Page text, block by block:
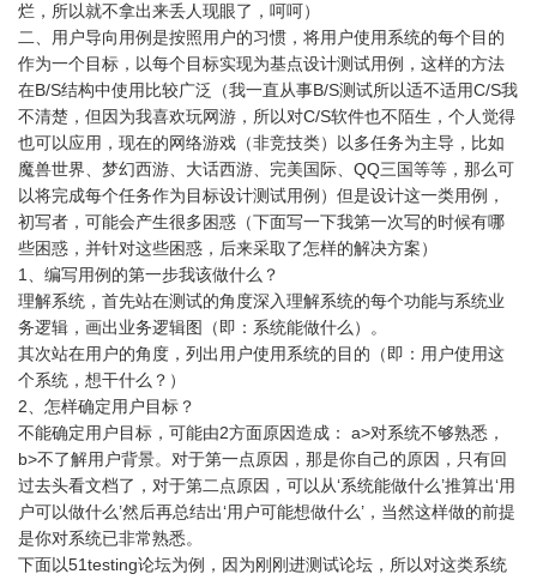
烂，所以就不拿出来丢人现眼了，呵呵）
二、用户导向用例是按照用户的习惯，将用户使用系统的每个目的
作为一个目标，以每个目标实现为基点设计测试用例，这样的方法
在B/S结构中使用比较广泛（我一直从事B/S测试所以适不适用C/S我
不清楚，但因为我喜欢玩网游，所以对C/S软件也不陌生，个人觉得
也可以应用，现在的网络游戏（非竞技类）以多任务为主导，比如
魔兽世界、梦幻西游、大话西游、完美国际、QQ三国等等，那么可
以将完成每个任务作为目标设计测试用例）但是设计这一类用例，
初写者，可能会产生很多困惑（下面写一下我第一次写的时候有哪
些困惑，并针对这些困惑，后来采取了怎样的解决方案）
1、编写用例的第一步我该做什么？
理解系统，首先站在测试的角度深入理解系统的每个功能与系统业
务逻辑，画出业务逻辑图（即：系统能做什么）。
其次站在用户的角度，列出用户使用系统的目的（即：用户使用这
个系统，想干什么？）
2、怎样确定用户目标？
不能确定用户目标，可能由2方面原因造成： a>对系统不够熟悉，
b>不了解用户背景。对于第一点原因，那是你自己的原因，只有回
过去头看文档了，对于第二点原因，可以从‘系统能做什么’推算出‘用
户可以做什么’然后再总结出‘用户可能想做什么’，当然这样做的前提
是你对系统已非常熟悉。
下面以51testing论坛为例，因为刚刚进测试论坛，所以对这类系统